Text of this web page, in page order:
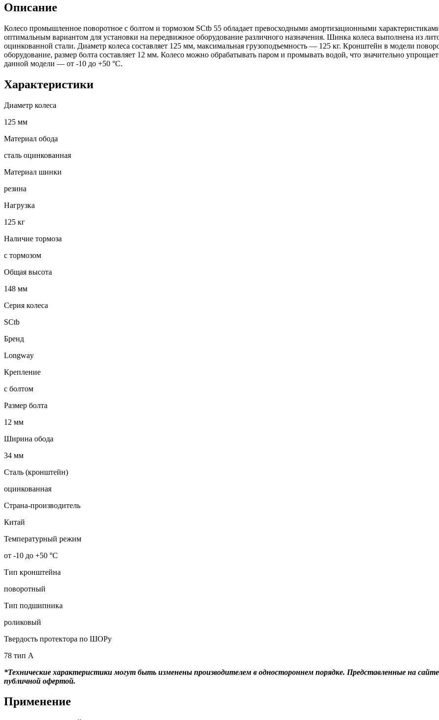
Описание
Колесо промышленное поворотное с болтом и тормозом SCtb 55 обладает превосходными амортизационными
оптимальным вариантом для установки на передвижное оборудование различного назначения. Шинка колеса выполнена из
оцинкованной стали. Диаметр колеса составляет 125 мм, максимальная грузоподъемность — 125 кг. Кронштейн в модели
оборудование, размер болта составляет 12 мм. Колесо можно обрабатывать паром и промывать водой, что значительно
данной модели — от -10 до +50 °С.
Характеристики
Диаметр колеса
125 мм
Материал обода
сталь оцинкованная
Материал шинки
резина
Нагрузка
125 кг
Наличие тормоза
с тормозом
Общая высота
148 мм
Серия колеса
SCtb
Бренд
Longway
Крепление
с болтом
Размер болта
12 мм
Ширина обода
34 мм
Сталь (кронштейн)
оцинкованная
Страна-производитель
Китай
Температурный режим
от -10 до +50 °С
Тип кронштейна
поворотный
Тип подшипника
роликовый
Твердость протектора по ШОРу
78 тип А
*Технические характеристики могут быть изменены производителем в одностороннем порядке. Представленные на
публичной офертой.
Применение